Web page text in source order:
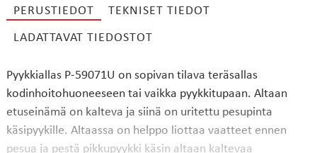
HAE
PERUSTIEDOT
TEKNISET TIEDOT
LADATTAVAT TIEDOSTOT
Pyykkiallas P-59071U on sopivan tilava teräsallas
kodinhoitohuoneeseen tai vaikka pyykkitupaan. Altaan
etuseinämä on kalteva ja siinä on uritettu pesupinta
käsipyykille. Altaassa on helppo liottaa vaatteet ennen
pesua ja pestä pikkupyykki käsin altaan kaltevaa